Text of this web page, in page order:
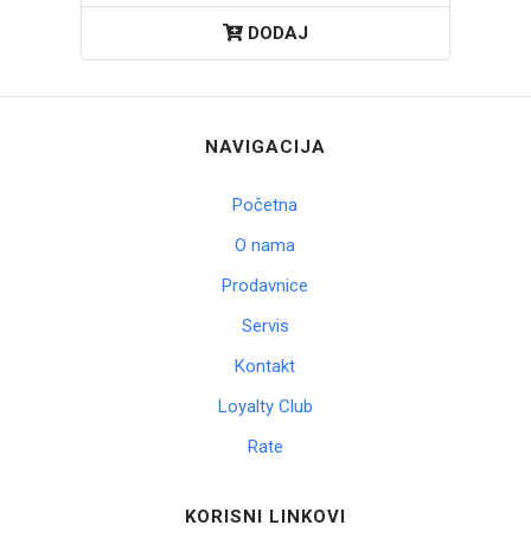
DODAJ
NAVIGACIJA
Početna
O nama
Prodavnice
Servis
Kontakt
Loyalty Club
Rate
KORISNI LINKOVI